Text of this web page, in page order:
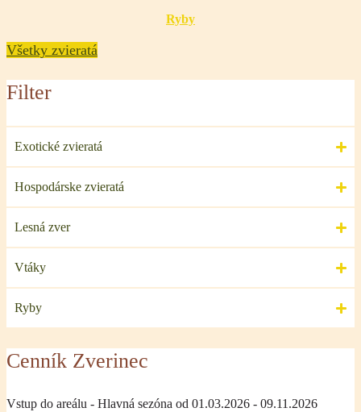
Ryby
Všetky zvieratá
Filter
Exotické zvieratá
Hospodárske zvieratá
Lesná zver
Vtáky
Ryby
Cenník Zverinec
Vstup do areálu - Hlavná sezóna od 01.03.2026 - 09.11.2026